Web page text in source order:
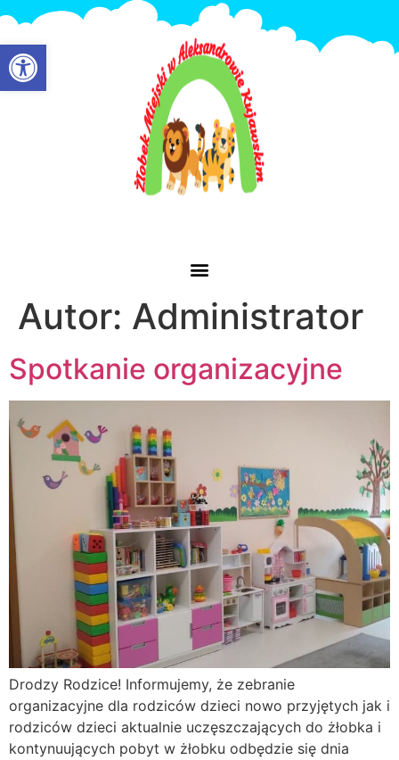
Otwórz pasek narzędzi
Autor: Administrator
Spotkanie organizacyjne
Drodzy Rodzice! Informujemy, że zebranie
organizacyjne dla rodziców dzieci nowo przyjętych jak i
rodziców dzieci aktualnie uczęszczających do żłobka i
kontynuujących pobyt w żłobku odbędzie się dnia